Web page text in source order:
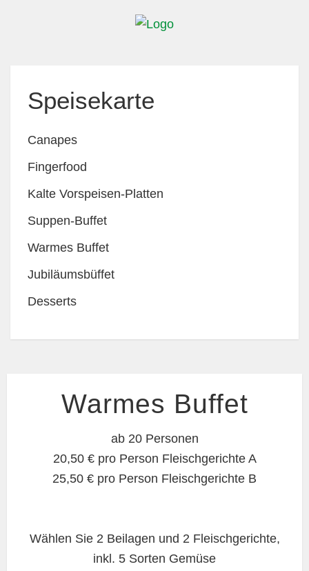
Speisekarte
Canapes
Fingerfood
Kalte Vorspeisen-Platten
Suppen-Buffet
Warmes Buffet
Jubiläumsbüffet
Desserts
Warmes Buffet
ab 20 Personen
20,50 € pro Person Fleischgerichte A
25,50 € pro Person Fleischgerichte B
Wählen Sie 2 Beilagen und 2 Fleischgerichte,
inkl. 5 Sorten Gemüse